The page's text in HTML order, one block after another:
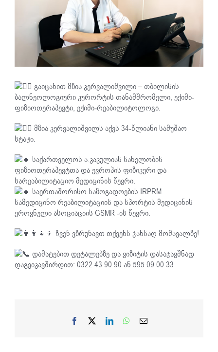
გაიცანით მზია კერვალიშვილი – თბილისის
ბალნეოლოგიური კურორტის თანამშრომელი, ექიმი-
ფიზიოთერაპევტი, ექიმი-რეაბილიტოლოგი.
მზია კერვალიშვილს აქვს 34-წლიანი სამუშაო
სტაჟი.
საქართველოს ა.კაკულიას სახელობის
ფიზიოთერაპევტთა და ევროპის ფიზიკური და
სარეაბილიტაციო მედიცინის წევრი.
საერთაშორისო საზოგადოების IRPRM
სამედიცინო რეაბილიტაციის და სპორტის მედიცინის
ეროვნული ასოციაციის GSMR -ის წევრი.
ჩვენ ვზრუნავთ თქვენს ჯანსაღ მომავალზე!
დამატებით დეტალებზე და ვიზიტის დასაჯავშნად
დაგვიკავშირდით: 0322 43 90 90 ან 595 09 00 33
Facebook LinkedInWhatsApp
Email